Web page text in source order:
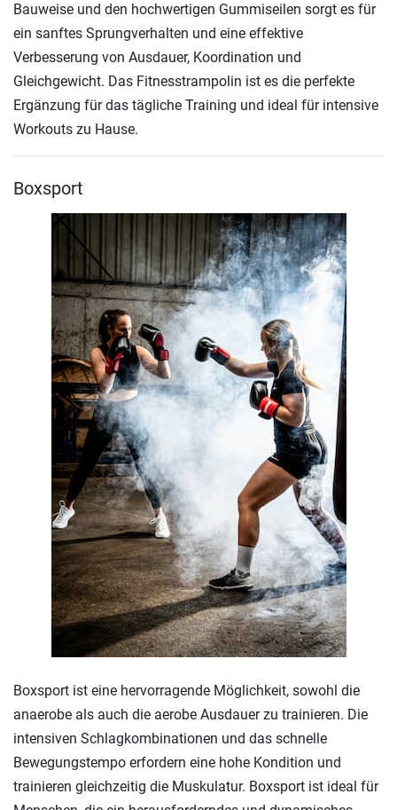
Bauweise und den hochwertigen Gummiseilen sorgt es für
ein sanftes Sprungverhalten und eine effektive
Verbesserung von Ausdauer, Koordination und
Gleichgewicht. Das Fitnesstrampolin ist es die perfekte
Ergänzung für das tägliche Training und ideal für intensive
Workouts zu Hause.
Boxsport
Boxsport ist eine hervorragende Möglichkeit, sowohl die
anaerobe als auch die aerobe Ausdauer zu trainieren. Die
intensiven Schlagkombinationen und das schnelle
Bewegungstempo erfordern eine hohe Kondition und
trainieren gleichzeitig die Muskulatur. Boxsport ist ideal für